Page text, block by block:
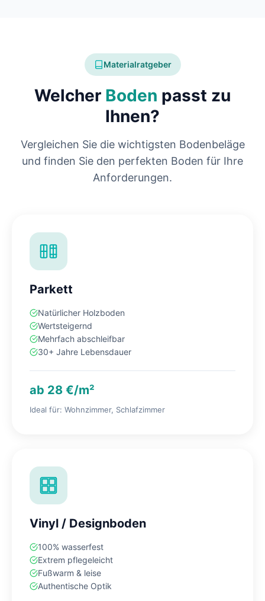
Materialratgeber
Welcher Boden passt zu
Ihnen?
Vergleichen Sie die wichtigsten Bodenbeläge
und finden Sie den perfekten Boden für Ihre
Anforderungen.
Parkett
Natürlicher Holzboden
Wertsteigernd
Mehrfach abschleifbar
30+ Jahre Lebensdauer
ab 28 €/m²
Ideal für: Wohnzimmer, Schlafzimmer
Vinyl / Designboden
100% wasserfest
Extrem pflegeleicht
Fußwarm & leise
Authentische Optik